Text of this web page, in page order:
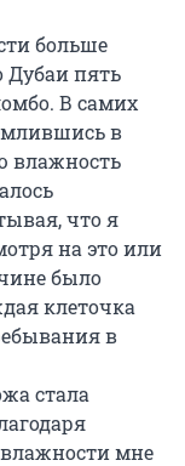
больше
Дубаи пять
В самих
в
влажность
что я
на это или
было
клеточка
в
стала
мне